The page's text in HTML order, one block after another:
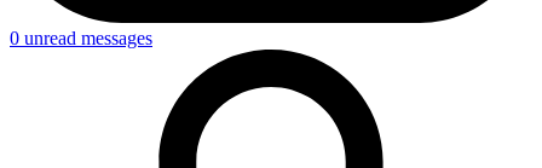
0 unread messages